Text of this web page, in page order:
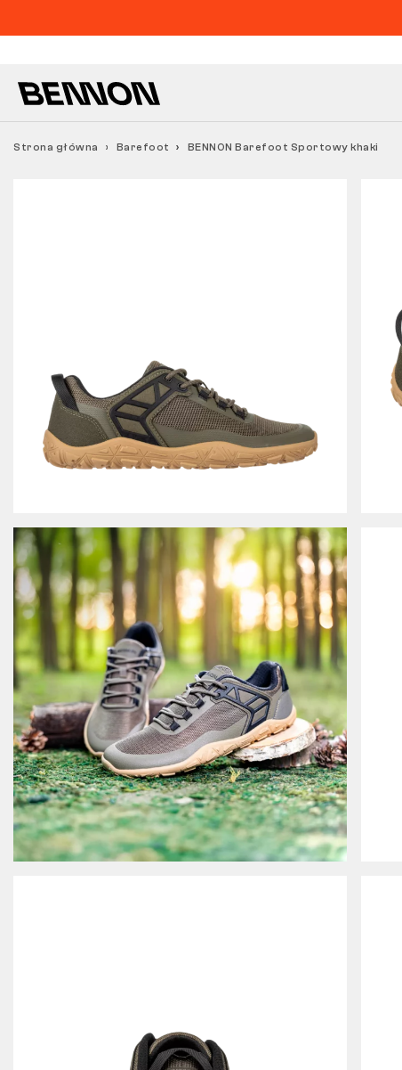
Strona główna Barefoot BENNON Barefoot Sportowy khaki